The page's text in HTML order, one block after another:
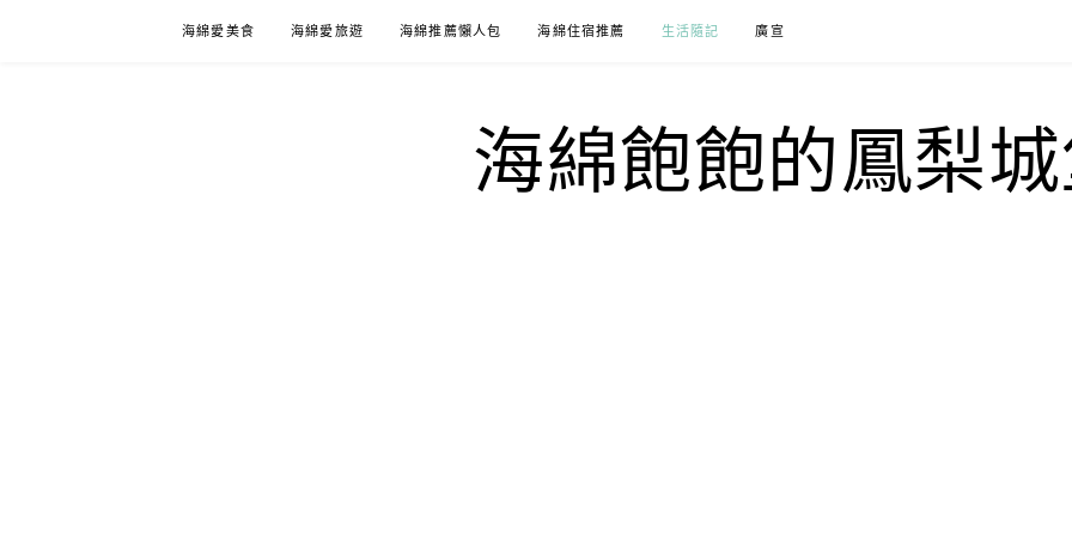
海綿愛美食 海綿愛旅遊 海綿推薦懶人包 海綿住宿推薦 生活隨記 廣宣
海綿飽飽的鳳梨